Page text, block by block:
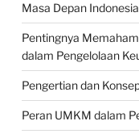
Masa Depan
Pentingnya
dalam Pengelolaan
Pengertian dan
Peran UMKM dalam